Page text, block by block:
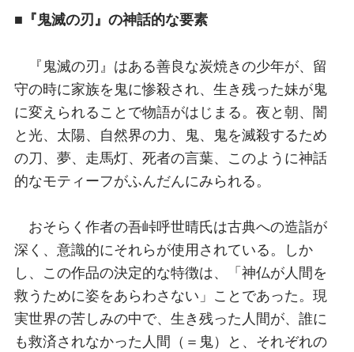
■『鬼滅の刃』の神話的な要素
『鬼滅の刃』はある善良な炭焼きの少年が、留
守の時に家族を鬼に惨殺され、生き残った妹が鬼
に変えられることで物語がはじまる。夜と朝、闇
と光、太陽、自然界の力、鬼、鬼を滅殺するため
の刀、夢、走馬灯、死者の言葉、このように神話
的なモティーフがふんだんにみられる。
おそらく作者の吾峠呼世晴氏は古典への造詣が
深く、意識的にそれらが使用されている。しか
し、この作品の決定的な特徴は、「神仏が人間を
救うために姿をあらわさない」ことであった。現
実世界の苦しみの中で、生き残った人間が、誰に
も救済されなかった人間（＝鬼）と、それぞれの